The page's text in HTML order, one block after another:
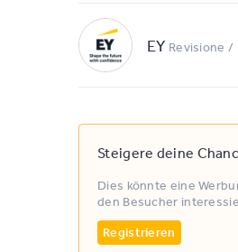
EY Revisione /
Steigere deine
Dies könnte eine
den Besucher
Registrieren